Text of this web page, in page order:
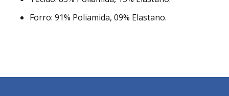
Forro: 91% Poliamida, 09% Elastano.